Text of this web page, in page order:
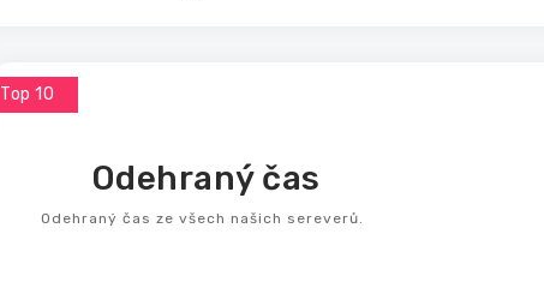
Odehraný čas
Odehraný čas ze všech našich sereverů.
Top 10